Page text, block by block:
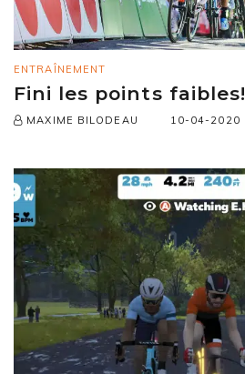
ENTRAÎNEMENT
Fini les points faibles!
MAXIME BILODEAU 10-04-2020